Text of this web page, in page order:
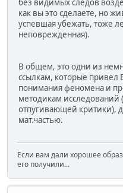
без видимых следов
как вы это сделаете, но
успевшая убежать, тоже
неповрежденная).
В общем, это одни из
ссылкам, которые
понимания феномена и
методикам
отпугивающей критики),
мат.частью.
Если вам дали хорошее
его получили...